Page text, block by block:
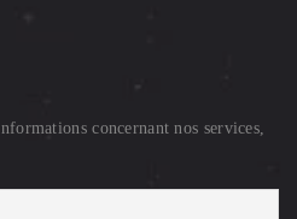
concernant nos services,